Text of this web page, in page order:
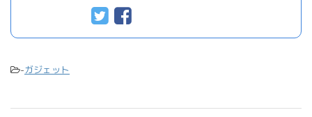
-ガジェット